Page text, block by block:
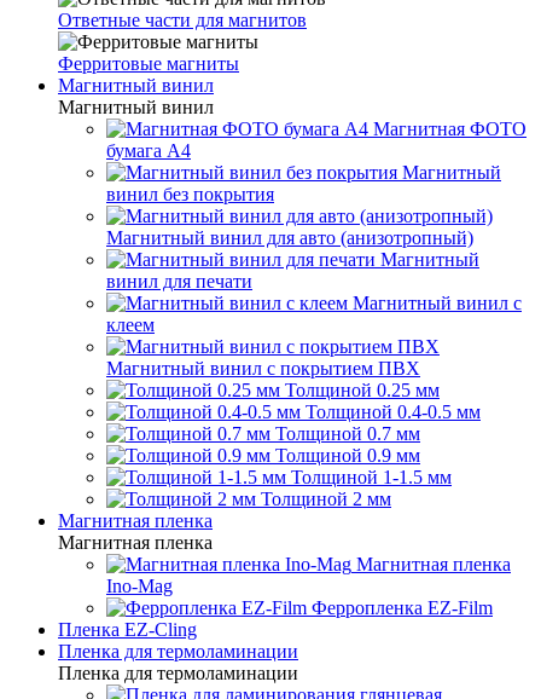
Ответные части для магнитов
Ферритовые магниты
Магнитный винил
Магнитный винил
Магнитная ФОТО
бумага А4
Магнитный
винил без покрытия
Магнитный винил для авто (анизотропный)
Магнитный
винил для печати
Магнитный винил с
клеем
Магнитный винил с покрытием ПВХ
Толщиной 0.25 мм
Толщиной 0.4-0.5 мм
Толщиной 0.7 мм
Толщиной 0.9 мм
Толщиной 1-1.5 мм
Толщиной 2 мм
Магнитная пленка
Магнитная пленка
Магнитная пленка
Ino-Mag
Ферропленка EZ-Film
Пленка EZ-Cling
Пленка для термоламинации
Пленка для термоламинации